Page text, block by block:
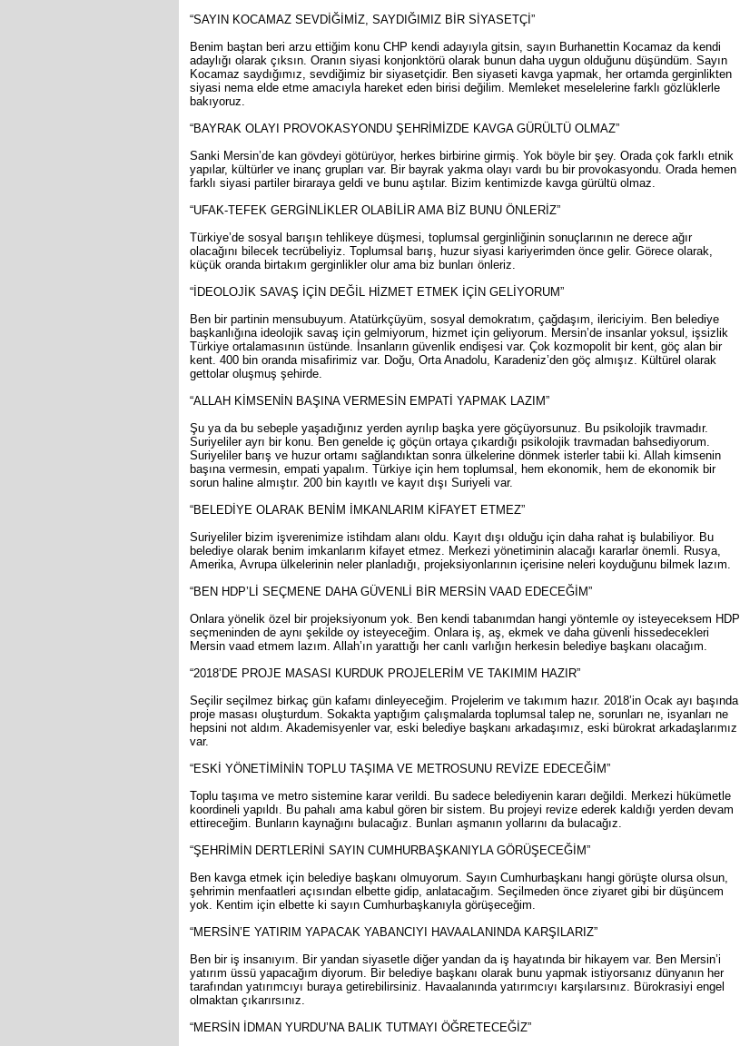
“SAYIN KOCAMAZ SEVDİĞİMİZ, SAYDIĞIMIZ BİR SİYASETÇİ”
Benim baştan beri arzu ettiğim konu CHP kendi adayıyla gitsin, sayın Burhanettin Kocamaz da kendi
adaylığı olarak çıksın. Oranın siyasi konjonktörü olarak bunun daha uygun olduğunu düşündüm. Sayın
Kocamaz saydığımız, sevdiğimiz bir siyasetçidir. Ben siyaseti kavga yapmak, her ortamda gerginlikten
siyasi nema elde etme amacıyla hareket eden birisi değilim. Memleket meselelerine farklı gözlüklerle
bakıyoruz.
“BAYRAK OLAYI PROVOKASYONDU ŞEHRİMİZDE KAVGA GÜRÜLTÜ OLMAZ”
Sanki Mersin’de kan gövdeyi götürüyor, herkes birbirine girmiş. Yok böyle bir şey. Orada çok farklı etnik
yapılar, kültürler ve inanç grupları var. Bir bayrak yakma olayı vardı bu bir provokasyondu. Orada hemen
farklı siyasi partiler biraraya geldi ve bunu aştılar. Bizim kentimizde kavga gürültü olmaz.
“UFAK-TEFEK GERGİNLİKLER OLABİLİR AMA BİZ BUNU ÖNLERİZ”
Türkiye’de sosyal barışın tehlikeye düşmesi, toplumsal gerginliğinin sonuçlarının ne derece ağır
olacağını bilecek tecrübeliyiz. Toplumsal barış, huzur siyasi kariyerimden önce gelir. Görece olarak,
küçük oranda birtakım gerginlikler olur ama biz bunları önleriz.
“İDEOLOJİK SAVAŞ İÇİN DEĞİL HİZMET ETMEK İÇİN GELİYORUM”
Ben bir partinin mensubuyum. Atatürkçüyüm, sosyal demokratım, çağdaşım, ilericiyim. Ben belediye
başkanlığına ideolojik savaş için gelmiyorum, hizmet için geliyorum. Mersin’de insanlar yoksul, işsizlik
Türkiye ortalamasının üstünde. İnsanların güvenlik endişesi var. Çok kozmopolit bir kent, göç alan bir
kent. 400 bin oranda misafirimiz var. Doğu, Orta Anadolu, Karadeniz’den göç almışız. Kültürel olarak
gettolar oluşmuş şehirde.
“ALLAH KİMSENİN BAŞINA VERMESİN EMPATİ YAPMAK LAZIM”
Şu ya da bu sebeple yaşadığınız yerden ayrılıp başka yere göçüyorsunuz. Bu psikolojik travmadır.
Suriyeliler ayrı bir konu. Ben genelde iç göçün ortaya çıkardığı psikolojik travmadan bahsediyorum.
Suriyeliler barış ve huzur ortamı sağlandıktan sonra ülkelerine dönmek isterler tabii ki. Allah kimsenin
başına vermesin, empati yapalım. Türkiye için hem toplumsal, hem ekonomik, hem de ekonomik bir
sorun haline almıştır. 200 bin kayıtlı ve kayıt dışı Suriyeli var.
“BELEDİYE OLARAK BENİM İMKANLARIM KİFAYET ETMEZ”
Suriyeliler bizim işverenimize istihdam alanı oldu. Kayıt dışı olduğu için daha rahat iş bulabiliyor. Bu
belediye olarak benim imkanlarım kifayet etmez. Merkezi yönetiminin alacağı kararlar önemli. Rusya,
Amerika, Avrupa ülkelerinin neler planladığı, projeksiyonlarının içerisine neleri koyduğunu bilmek lazım.
“BEN HDP’Lİ SEÇMENE DAHA GÜVENLİ BİR MERSİN VAAD EDECEĞİM”
Onlara yönelik özel bir projeksiyonum yok. Ben kendi tabanımdan hangi yöntemle oy isteyeceksem HDP
seçmeninden de aynı şekilde oy isteyeceğim. Onlara iş, aş, ekmek ve daha güvenli hissedecekleri
Mersin vaad etmem lazım. Allah’ın yarattığı her canlı varlığın herkesin belediye başkanı olacağım.
“2018’DE PROJE MASASI KURDUK PROJELERİM VE TAKIMIM HAZIR”
Seçilir seçilmez birkaç gün kafamı dinleyeceğim. Projelerim ve takımım hazır. 2018’in Ocak ayı başında
proje masası oluşturdum. Sokakta yaptığım çalışmalarda toplumsal talep ne, sorunları ne, isyanları ne
hepsini not aldım. Akademisyenler var, eski belediye başkanı arkadaşımız, eski bürokrat arkadaşlarımız
var.
“ESKİ YÖNETİMİNİN TOPLU TAŞIMA VE METROSUNU REVİZE EDECEĞİM”
Toplu taşıma ve metro sistemine karar verildi. Bu sadece belediyenin kararı değildi. Merkezi hükümetle
koordineli yapıldı. Bu pahalı ama kabul gören bir sistem. Bu projeyi revize ederek kaldığı yerden devam
ettireceğim. Bunların kaynağını bulacağız. Bunları aşmanın yollarını da bulacağız.
“ŞEHRİMİN DERTLERİNİ SAYIN CUMHURBAŞKANIYLA GÖRÜŞECEĞİM”
Ben kavga etmek için belediye başkanı olmuyorum. Sayın Cumhurbaşkanı hangi görüşte olursa olsun,
şehrimin menfaatleri açısından elbette gidip, anlatacağım. Seçilmeden önce ziyaret gibi bir düşüncem
yok. Kentim için elbette ki sayın Cumhurbaşkanıyla görüşeceğim.
“MERSİN’E YATIRIM YAPACAK YABANCIYI HAVAALANINDA KARŞILARIZ”
Ben bir iş insanıyım. Bir yandan siyasetle diğer yandan da iş hayatında bir hikayem var. Ben Mersin’i
yatırım üssü yapacağım diyorum. Bir belediye başkanı olarak bunu yapmak istiyorsanız dünyanın her
tarafından yatırımcıyı buraya getirebilirsiniz. Havaalanında yatırımcıyı karşılarsınız. Bürokrasiyi engel
olmaktan çıkarırsınız.
“MERSİN İDMAN YURDU’NA BALIK TUTMAYI ÖĞRETECEĞİZ”